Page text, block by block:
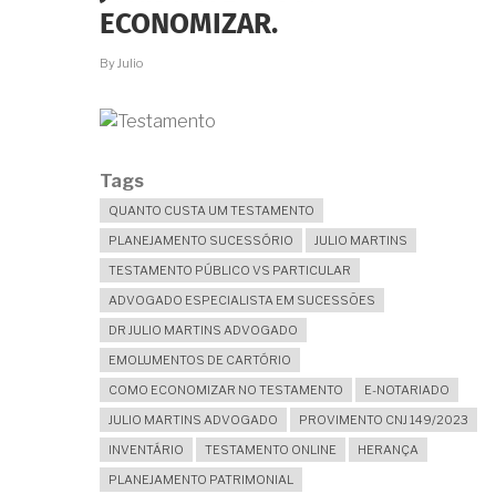
SEM
INVENTÁRIO.
ECONOMIZAR.
ByJulio
Tags
QUANTO CUSTA UM TESTAMENTO
PLANEJAMENTO SUCESSÓRIO
JULIO MARTINS
TESTAMENTO PÚBLICO VS PARTICULAR
ADVOGADO ESPECIALISTA EM SUCESSÕES
DR JULIO MARTINS ADVOGADO
EMOLUMENTOS DE CARTÓRIO
COMO ECONOMIZAR NO TESTAMENTO
E-NOTARIADO
JULIO MARTINS ADVOGADO
PROVIMENTO CNJ 149/2023
INVENTÁRIO
TESTAMENTO ONLINE
HERANÇA
PLANEJAMENTO PATRIMONIAL